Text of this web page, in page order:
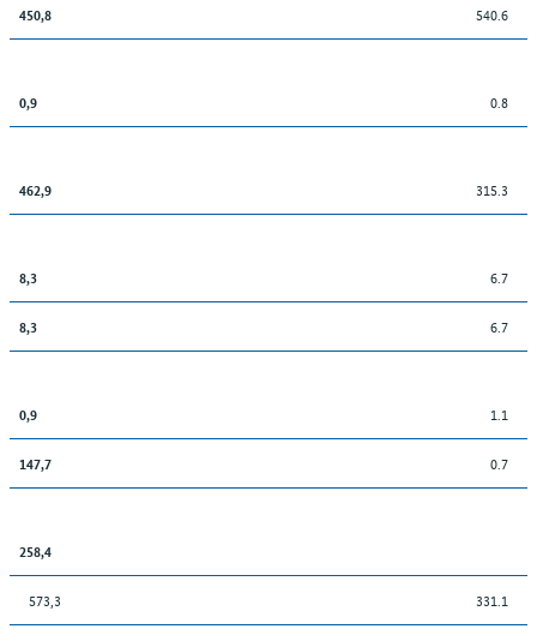
450,8 540.6
0,9 0.8
462,9 315.3
8,3 6.7
8,3 6.7
0,9 1.1
147,7 0.7
258,4
573,3 331.1